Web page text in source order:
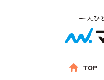
TOP